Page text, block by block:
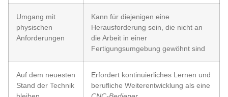
Umgang mit
physischen
Anforderungen
Kann für diejenigen eine
Herausforderung sein, die nicht an
die Arbeit in einer
Fertigungsumgebung gewöhnt sind
Auf dem neuesten
Stand der Technik
Erfordert kontinuierliches Lernen und
berufliche Weiterentwicklung als eine